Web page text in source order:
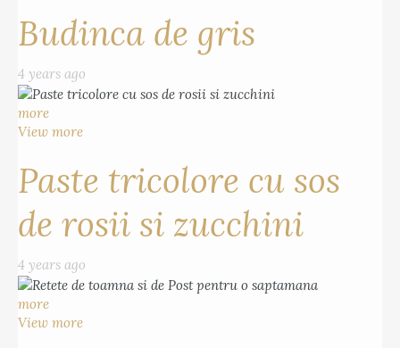
Budinca de gris
4 years ago
more
View more
Paste tricolore cu sos
de rosii si zucchini
4 years ago
more
View more